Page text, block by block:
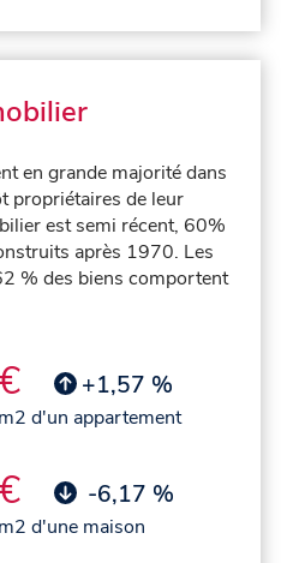
en grande majorité dans
propriétaires de leur
est semi récent, 60%
après 1970. Les
% des biens comportent
+1,57 %
d'un appartement
-6,17 %
d'une maison